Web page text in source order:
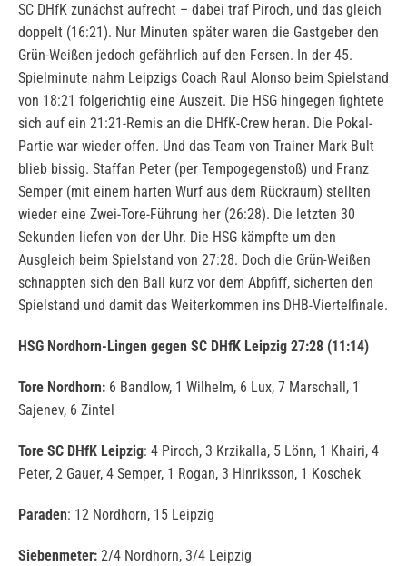
SC DHfK zunächst aufrecht – dabei traf Piroch, und das gleich
doppelt (16:21). Nur Minuten später waren die Gastgeber den
Grün-Weißen jedoch gefährlich auf den Fersen. In der 45.
Spielminute nahm Leipzigs Coach Raul Alonso beim Spielstand
von 18:21 folgerichtig eine Auszeit. Die HSG hingegen fightete
sich auf ein 21:21-Remis an die DHfK-Crew heran. Die Pokal-
Partie war wieder offen. Und das Team von Trainer Mark Bult
blieb bissig. Staffan Peter (per Tempogegenstoß) und Franz
Semper (mit einem harten Wurf aus dem Rückraum) stellten
wieder eine Zwei-Tore-Führung her (26:28). Die letzten 30
Sekunden liefen von der Uhr. Die HSG kämpfte um den
Ausgleich beim Spielstand von 27:28. Doch die Grün-Weißen
schnappten sich den Ball kurz vor dem Abpfiff, sicherten den
Spielstand und damit das Weiterkommen ins DHB-Viertelfinale.
HSG Nordhorn-Lingen gegen SC DHfK Leipzig 27:28 (11:14)
Tore Nordhorn: 6 Bandlow, 1 Wilhelm, 6 Lux, 7 Marschall, 1
Sajenev, 6 Zintel
Tore SC DHfK Leipzig: 4 Piroch, 3 Krzikalla, 5 Lönn, 1 Khairi, 4
Peter, 2 Gauer, 4 Semper, 1 Rogan, 3 Hinriksson, 1 Koschek
Paraden: 12 Nordhorn, 15 Leipzig
Siebenmeter: 2/4 Nordhorn, 3/4 Leipzig